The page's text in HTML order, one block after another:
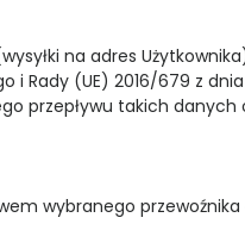
na adres
i Rady (UE) 2016/679 z
przepływu takich danych
wybranego przewoźnika